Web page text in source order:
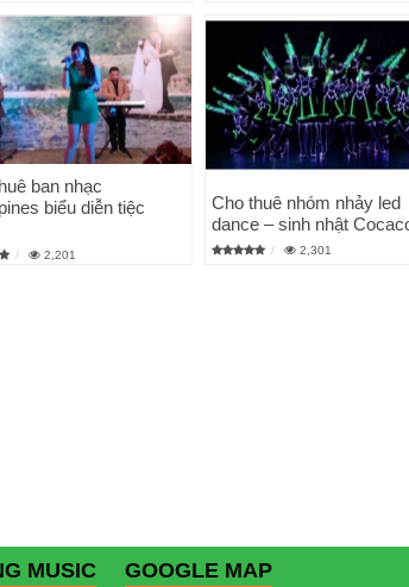
ban nhạc
biểu diễn tiệc
2,201
Cho thuê nhóm nhảy led
dance – sinh nhật
2,301
MUSIC GOOGLE MAP